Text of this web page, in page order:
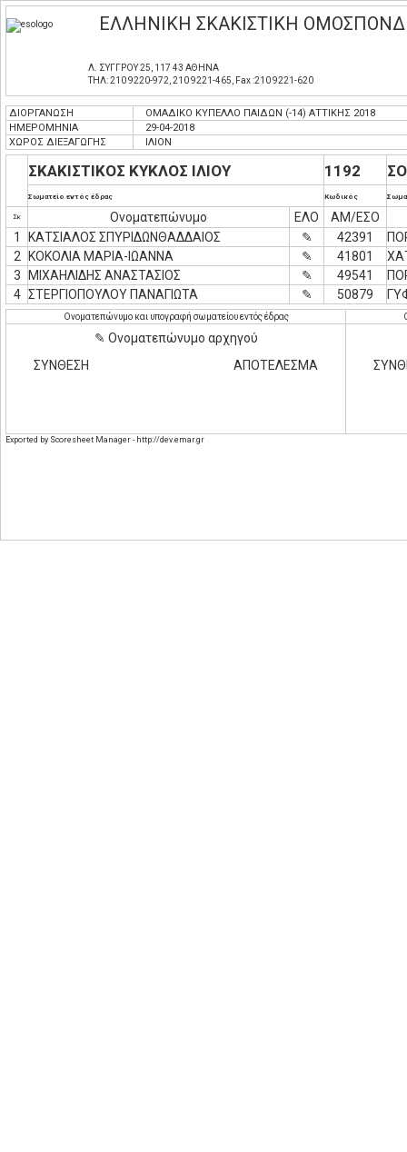
ΕΛΛΗΝΙΚΗ ΣΚΑΚΙΣΤΙΚΗ
Λ. ΣΥΓΓΡΟΥ 25, 117 43 ΑΘΗΝΑ
ΤΗΛ: 210 9220-972, 210 9221-465, Fax :210 9221-620
ΔΙΟΡΓΑΝΩΣΗ
ΟΜΑΔΙΚΟ ΚΥΠΕΛΛΟ ΠΑΙΔΩΝ (-14) ΑΤΤΙΚΗΣ 2018
ΗΜΕΡΟΜΗΝΙΑ
29-04-2018
ΧΩΡΟΣ ΔΙΕΞΑΓΩΓΗΣ
ΙΛΙΟΝ
ΣΚΑΚΙΣΤΙΚΟΣ ΚΥΚΛΟΣ ΙΛΙΟΥ
Σωματείο εντός έδρας
1192
Κωδικός
Σκ Ονοματεπώνυμο ΕΛΟ
ΑΜ/ΕΣΟ
1
ΚΑΤΣΙΑΛΟΣ ΣΠΥΡΙΔΩΝΘΑΔΔΑΙΟΣ ✎ 42391
2
ΚΟΚΟΛΙΑ ΜΑΡΙΑ-ΙΩΑΝΝΑ ✎ 41801
3
ΜΙΧΑΗΛΙΔΗΣ ΑΝΑΣΤΑΣΙΟΣ ✎ 49541
4 ΣΤΕΡΓΙΟΠΟΥΛΟΥ ΠΑΝΑΓΙΩΤΑ ✎ 50879
Ονοματεπώνυμο και υπογραφή σωματείου εντός έδρας
✎ Ονοματεπώνυμο αρχηγού
ΣΥΝΘΕΣΗ
ΑΠΟΤΕΛΕΣΜΑ
Exported by Scoresheet Manager - http://dev.emar.gr